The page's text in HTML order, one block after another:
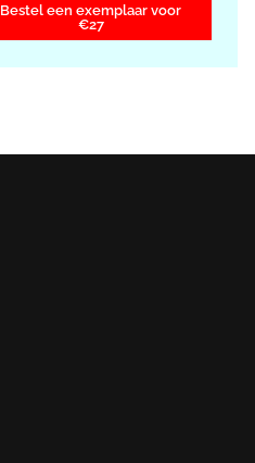
Bestel een exemplaar voor
€27